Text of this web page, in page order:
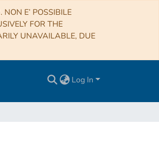
E’ POSSIBILE
FOR THE
UNAVAILABLE, DUE
Log In